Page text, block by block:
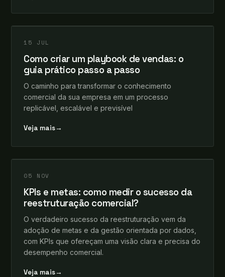
INSIGHTS
leosomma+
15 JUL
Como criar um playbook de vendas: o
guia prático passo a passo
O caminho para transformar o conhecimento
comercial da sua empresa em um processo
replicável, escalável e previsível
Veja mais→
INSIGHTS
leosomma+
05 NOV
KPIs e metas: como medir o sucesso da
reestruturação comercial?
O verdadeiro sucesso da reestruturação vem da
adoção de metas e da gestão orientada por dados,
com KPIs que ofereçam uma visão clara e precisa do
desempenho comercial.
Veja mais→